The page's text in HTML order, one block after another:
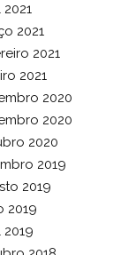
2021
2021
2021
2020
2020
2020
2019
2019
2019
2019